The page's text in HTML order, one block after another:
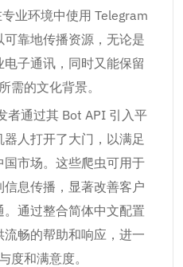
业环境中使用 Telegram
靠地传播资源，无论是
子通讯，同时又能保留
需的文化背景。
者通过其 Bot API 引入平
人打开了大门，以满足
市场。这些爬虫可用于
息传播，显著改善客户
通过整合简体中文配置
畅的帮助和响应，进一
度和满意度。